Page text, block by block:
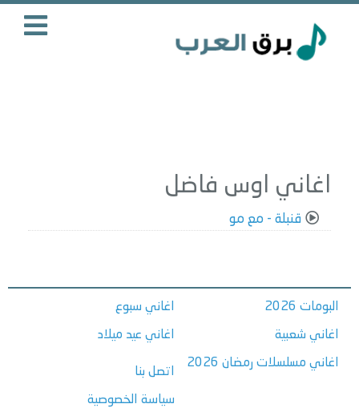
اغاني اوس فاضل
قنبلة - مع مو
البومات 2026
اغاني شعبية
اغاني مسلسلات رمضان 2026
اغاني سبوع
اغاني عيد ميلاد
اتصل بنا
سياسة الخصوصية